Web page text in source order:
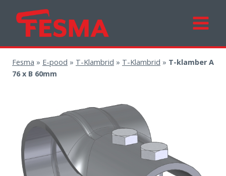
Fesma » E-pood » T-Klambrid » T-Klambrid » T-klamber A
76 x B 60mm